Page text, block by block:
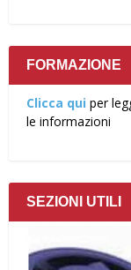
FORMAZIONE
Clicca qui per
le informazioni
SEZIONI UTILI